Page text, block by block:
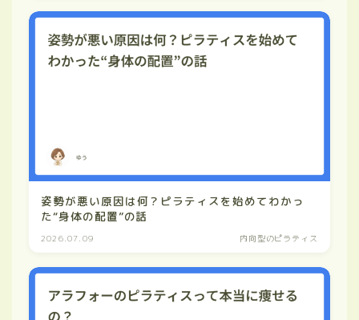
姿勢が悪い原因は何？ピラティスを始めてわかっ
た“身体の配置”の話
2026.07.09 内向型のピラティス